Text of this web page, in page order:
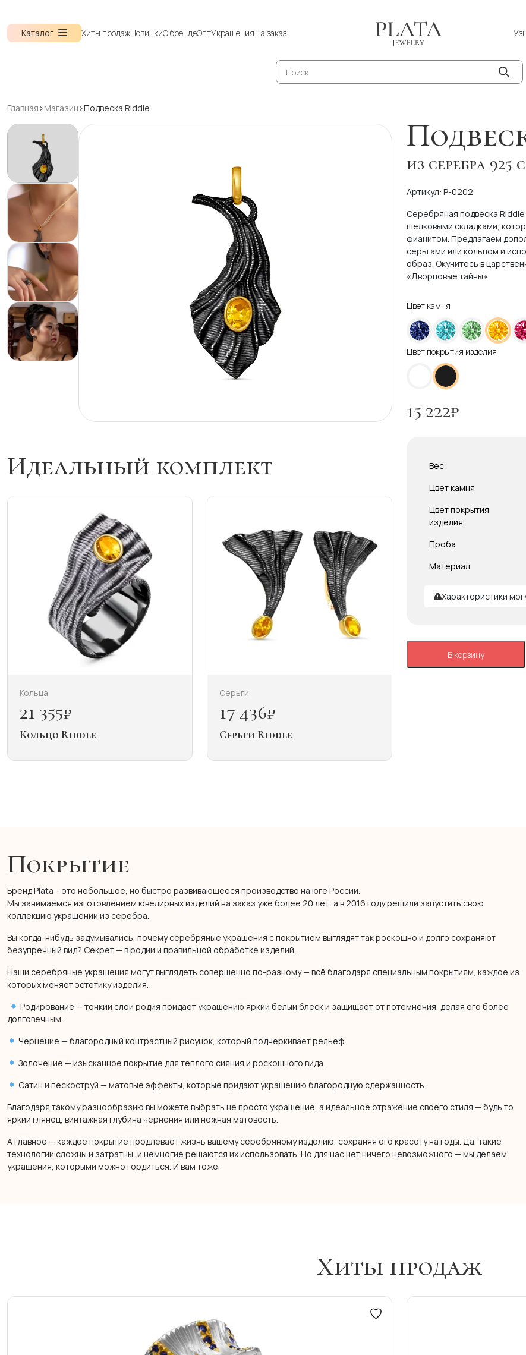
Каталог Хиты продажНовинкиО брендеОптУкрашения на заказ
Поиск
товаров
Главная >Магазин >Подвеска Riddle
Идеальный комплект
Кольца
21 355₽
Кольцо Riddle
Серьги
17 436₽
Серьги Riddle
из серебра
Артикул: P-0202
Серебряная подвеска
шелковыми складками,
фианитом. Предлагаем
серьгами или кольцом и
образ. Окунитесь в
«Дворцовые тайны».
Цвет камня
Цвет покрытия изделия
15 222₽
Вес
Цвет камня
Цвет покрытия
изделия
Проба
Материал
Характеристики
В корзину
Покрытие
Бренд Plata – это небольшое, но быстро развивающееся производство на юге России.
Мы занимаемся изготовлением ювелирных изделий на заказ уже более 20 лет, а в 2016 году решили запустить свою
коллекцию украшений из серебра.
Вы когда-нибудь задумывались, почему серебряные украшения с покрытием выглядят так роскошно и долго сохраняют
безупречный вид? Секрет — в родии и правильной обработке изделий.
Наши серебряные украшения могут выглядеть совершенно по-разному — всё благодаря специальным покрытиям, каждое из
которых меняет эстетику изделия.
Родирование — тонкий слой родия придает украшению яркий белый блеск и защищает от потемнения, делая его более
долговечным.
Чернение — благородный контрастный рисунок, который подчеркивает рельеф.
Золочение — изысканное покрытие для теплого сияния и роскошного вида.
Сатин и пескоструй — матовые эффекты, которые придают украшению благородную сдержанность.
Благодаря такому разнообразию вы можете выбрать не просто украшение, а идеальное отражение своего стиля — будь то
яркий глянец, винтажная глубина чернения или нежная матовость.
А главное — каждое покрытие продлевает жизнь вашему серебряному изделию, сохраняя его красоту на годы. Да, такие
технологии сложны и затратны, и немногие решаются их использовать. Но для нас нет ничего невозможного — мы делаем
украшения, которыми можно гордиться. И вам тоже.
Хиты продаж